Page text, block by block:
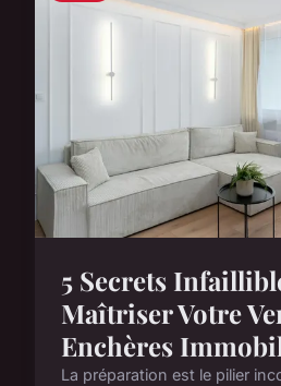
5 Secrets
Maîtriser Votre
Enchères
La préparation est le pilier